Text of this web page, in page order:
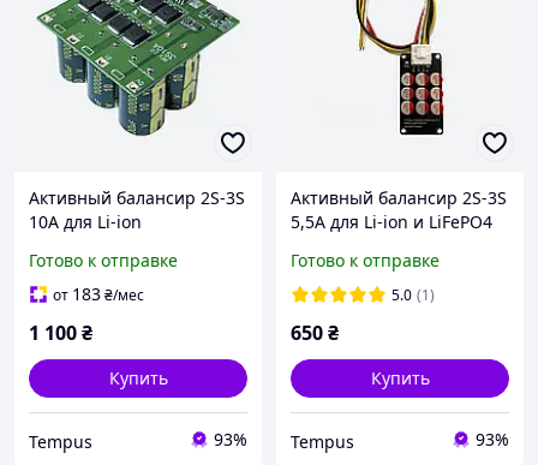
Активный балансир 2S-3S
10A для Li-ion
Готово к отправке
от 183₴/мес
1 100₴
Купить
Tempus 93%
Активный балансир 2S-3S
5,5A для Li-ion и LiFePO4
Готово к отправке
5.0 (1)
650₴
Купить
Tempus 93%